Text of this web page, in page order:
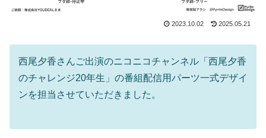
2023.10.02 2025.05.21
西尾夕香さんご出演のニコニコチャンネル「西尾夕香
のチャレンジ20年生」の番組配信用パーツ一式デザイ
ンを担当させていただきました。